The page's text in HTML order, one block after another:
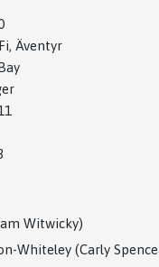
Äventyr
Witwicky)
Whiteley (Carly